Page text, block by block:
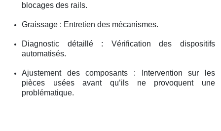
blocages des rails.
Graissage : Entretien des mécanismes.
Diagnostic détaillé : Vérification des dispositifs
automatisés.
Ajustement des composants : Intervention sur les
pièces usées avant qu’ils ne provoquent une
problématique.